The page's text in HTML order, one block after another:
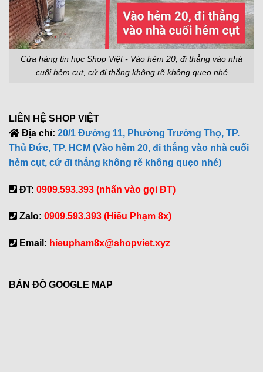
Cửa hàng tin học Shop Việt - Vào hẻm 20, đi thẳng vào nhà
cuối hẻm cụt, cứ đi thẳng không rẽ không quẹo nhé
LIÊN HỆ SHOP VIỆT
Địa chỉ: 20/1 Đường 11, Phường Trường Thọ, TP.
Thủ Đức, TP. HCM (Vào hẻm 20, đi thẳng vào nhà cuối
hẻm cụt, cứ đi thẳng không rẽ không quẹo nhé)
ĐT: 0909.593.393 (nhấn vào gọi ĐT)
Zalo: 0909.593.393 (Hiếu Phạm 8x)
Email: hieupham8x@shopviet.xyz
BẢN ĐỒ GOOGLE MAP